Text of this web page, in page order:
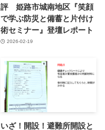
評 姫路市城南地区『笑顔
で学ぶ防災と備蓄と片付け
術セミナー』登壇レポート
2026-02-19
いざ！開設！避難所開設と